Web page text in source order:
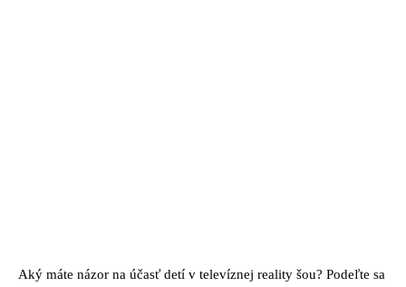
Aký máte názor na účasť detí v televíznej reality šou? Podeľte sa